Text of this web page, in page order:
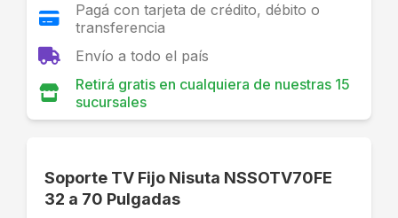
Pagá con tarjeta de crédito, débito o
transferencia
Envío a todo el país
Retirá gratis en cualquiera de nuestras 15
sucursales
Soporte TV Fijo Nisuta NSSOTV70FE
32 a 70 Pulgadas